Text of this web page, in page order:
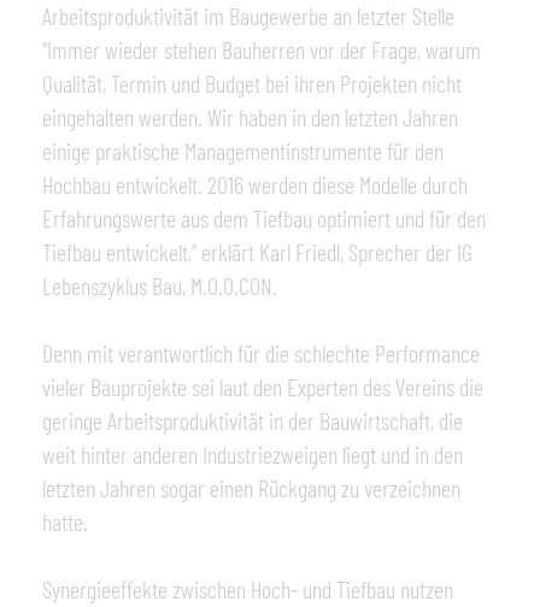
Arbeitsproduktivität im Baugewerbe an letzter Stelle
“Immer wieder stehen Bauherren vor der Frage, warum
Qualität, Termin und Budget bei ihren Projekten nicht
eingehalten werden. Wir haben in den letzten Jahren
einige praktische Managementinstrumente für den
Hochbau entwickelt. 2016 werden diese Modelle durch
Erfahrungswerte aus dem Tiefbau optimiert und für den
Tiefbau entwickelt,” erklärt Karl Friedl, Sprecher der IG
Lebenszyklus Bau, M.O.O.CON.
Denn mit verantwortlich für die schlechte Performance
vieler Bauprojekte sei laut den Experten des Vereins die
geringe Arbeitsproduktivität in der Bauwirtschaft, die
weit hinter anderen Industriezweigen liegt und in den
letzten Jahren sogar einen Rückgang zu verzeichnen
hatte.
Synergieeffekte zwischen Hoch- und Tiefbau nutzen